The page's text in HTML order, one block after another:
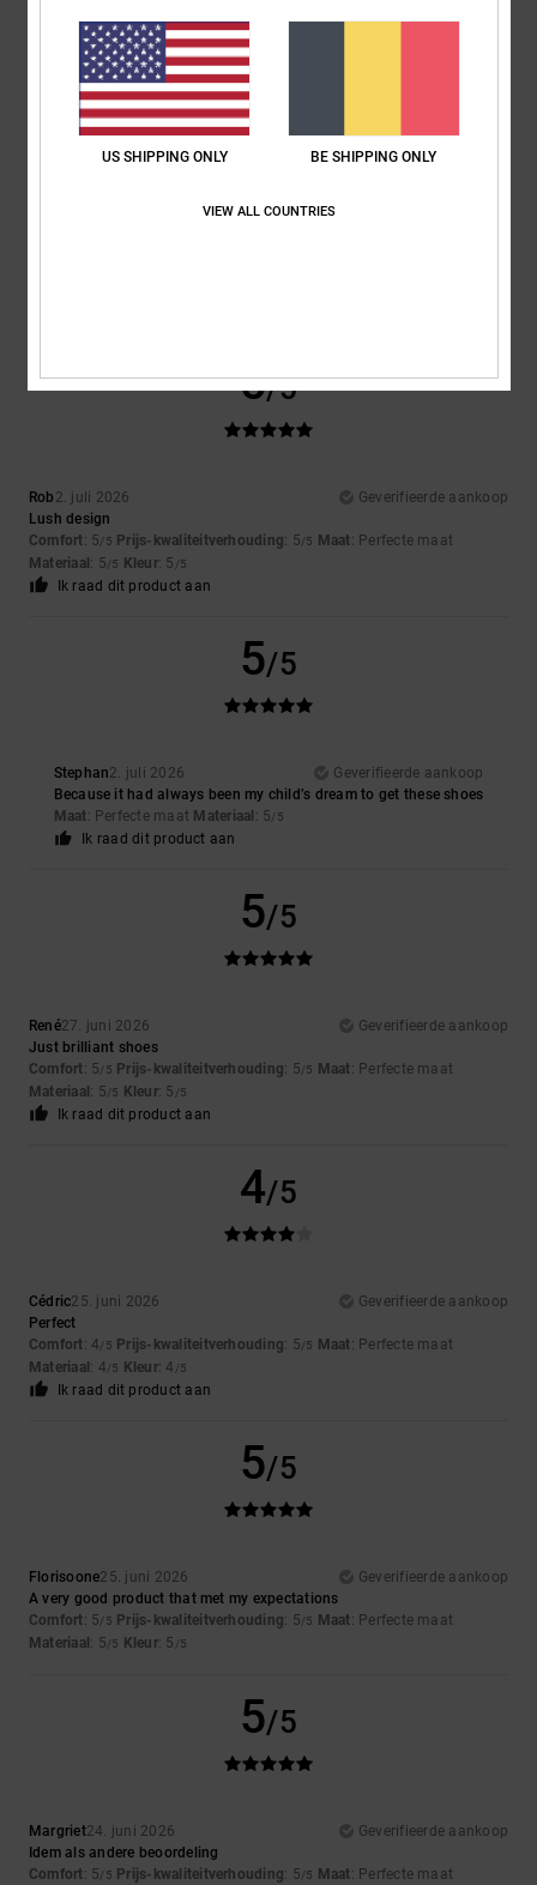
Materiaal: 5/5 Kleur: 5/5
Ik raad dit product aan
5 /5
5/5
Rob 2. juli 2026
Geverifieerde aankoop
Lush design
Comfort: 5/5 Prijs-kwaliteitverhouding: 5/5 Maat: Perfecte maat
Materiaal : 5/5 Kleur: 5 /5
Ik raad dit product aan
5/5
Stephan2. juli 2026
Geverifieerde aankoop
Because it had always been my child’s dream to get these shoes
Maat: Perfecte maat Materiaal : 5/5
Ik raad dit product aan
5/5
René27. juni 2026
Geverifieerde aankoop
Just brilliant shoes
Comfort: 5/5 Prijs-kwaliteitverhouding: 5/5 Maat: Perfecte maat
Materiaal : 5/5 Kleur: 5 /5
Ik raad dit product aan
4/5
Cédric25. juni 2026
Geverifieerde aankoop
Perfect
Comfort: 4/5 Prijs-kwaliteitverhouding: 5/5 Maat: Perfecte maat
Materiaal : 4/5 Kleur: 4 /5
Ik raad dit product aan
5/5
Florisoone25. juni 2026
Geverifieerde aankoop
A very good product that met my expectations
Comfort: 5/5 Prijs-kwaliteitverhouding: 5/5 Maat: Perfecte maat
Materiaal : 5/5 Kleur: 5 /5
5/5
Margriet24. juni 2026
Geverifieerde aankoop
Idem als andere beoordeling
Comfort: 5/5 Prijs-kwaliteitverhouding: 5/5 Maat: Perfecte maat
US SHIPPING ONLY BE SHIPPING ONLY
VIEW ALL COUNTRIES